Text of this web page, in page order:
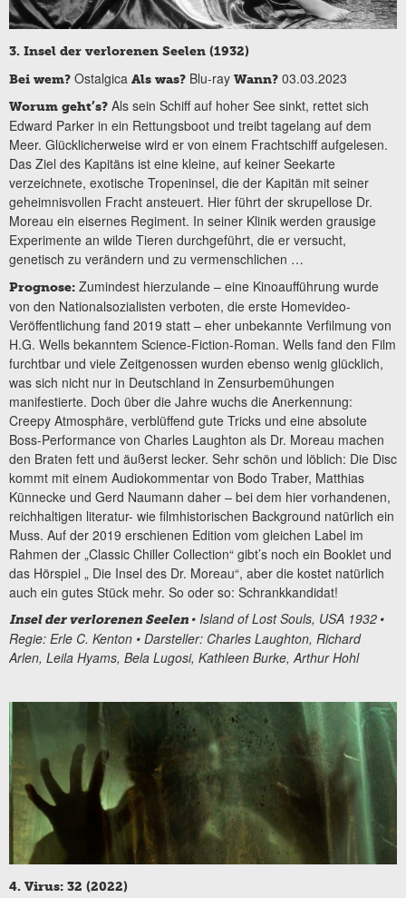
3. Insel der verlorenen Seelen (1932)
Bei wem? Ostalgica Als was? Blu-ray Wann? 03.03.2023
Worum geht’s? Als sein Schiff auf hoher See sinkt, rettet sich
Edward Parker in ein Rettungsboot und treibt tagelang auf dem
Meer. Glücklicherweise wird er von einem Frachtschiff aufgelesen.
Das Ziel des Kapitäns ist eine kleine, auf keiner Seekarte
verzeichnete, exotische Tropeninsel, die der Kapitän mit seiner
geheimnisvollen Fracht ansteuert. Hier führt der skrupellose Dr.
Moreau ein eisernes Regiment. In seiner Klinik werden grausige
Experimente an wilde Tieren durchgeführt, die er versucht,
genetisch zu verändern und zu vermenschlichen …
Prognose: Zumindest hierzulande – eine Kinoaufführung wurde
von den Nationalsozialisten verboten, die erste Homevideo-
Veröffentlichung fand 2019 statt – eher unbekannte Verfilmung von
H.G. Wells bekanntem Science-Fiction-Roman. Wells fand den Film
furchtbar und viele Zeitgenossen wurden ebenso wenig glücklich,
was sich nicht nur in Deutschland in Zensurbemühungen
manifestierte. Doch über die Jahre wuchs die Anerkennung:
Creepy Atmosphäre, verblüffend gute Tricks und eine absolute
Boss-Performance von Charles Laughton als Dr. Moreau machen
den Braten fett und äußerst lecker. Sehr schön und löblich: Die Disc
kommt mit einem Audiokommentar von Bodo Traber, Matthias
Künnecke und Gerd Naumann daher – bei dem hier vorhandenen,
reichhaltigen literatur- wie filmhistorischen Background natürlich ein
Muss. Auf der 2019 erschienen Edition vom gleichen Label im
Rahmen der „Classic Chiller Collection“ gibt’s noch ein Booklet und
das Hörspiel „ Die Insel des Dr. Moreau“, aber die kostet natürlich
auch ein gutes Stück mehr. So oder so: Schrankkandidat!
Insel der verlorenen Seelen • Island of Lost Souls, USA 1932 •
Regie: Erle C. Kenton • Darsteller: Charles Laughton, Richard
Arlen, Leila Hyams, Bela Lugosi, Kathleen Burke, Arthur Hohl
4. Virus: 32 (2022)